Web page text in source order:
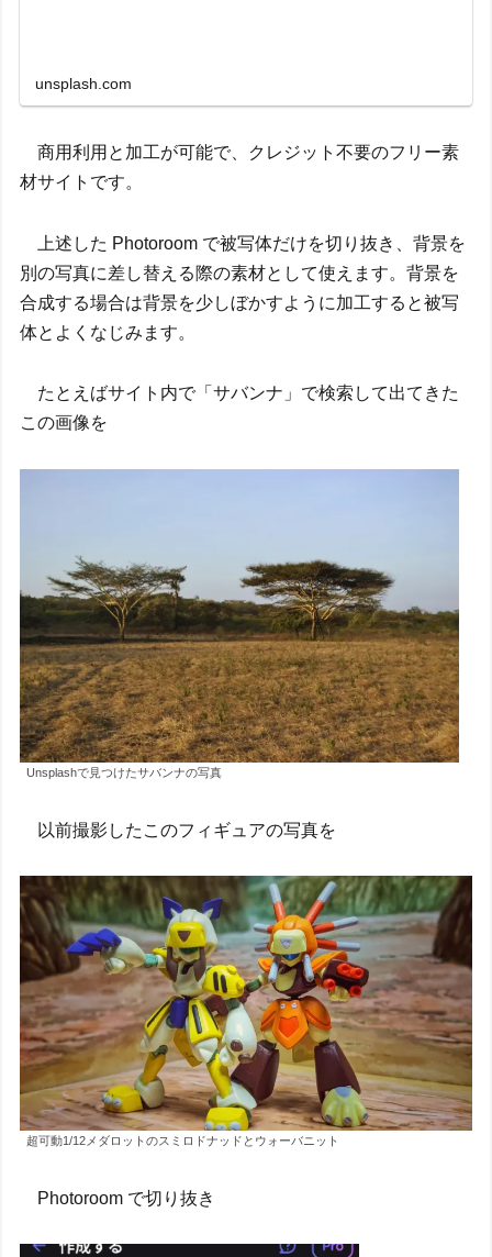
unsplash.com
商用利用と加工が可能で、クレジット不要のフリー素
材サイトです。
上述した Photoroom で被写体だけを切り抜き、背景を
別の写真に差し替える際の素材として使えます。背景を
合成する場合は背景を少しぼかすように加工すると被写
体とよくなじみます。
たとえばサイト内で「サバンナ」で検索して出てきた
この画像を
Unsplashで見つけたサバンナの写真
以前撮影したこのフィギュアの写真を
超可動1/12メダロットのスミロドナッドとウォーバニット
Photoroom で切り抜き